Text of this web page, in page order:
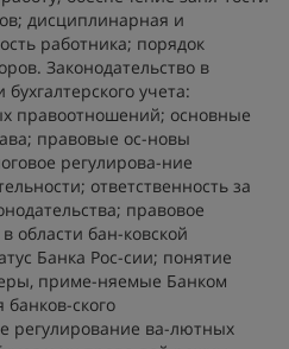
дисциплинарная и
работника; порядок
Законодательство в
учета:
правоотношений; основные
правовые ос-новы
регулирова-ние
ответственность за
правовое
области бан-ковской
Банка Рос-сии; понятие
приме-няемые Банком
ского
регулирование ва-лютных